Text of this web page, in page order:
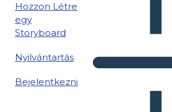
Hozzon Létre
egy
Storyboard
Nyilvántartás
Bejelentkezni